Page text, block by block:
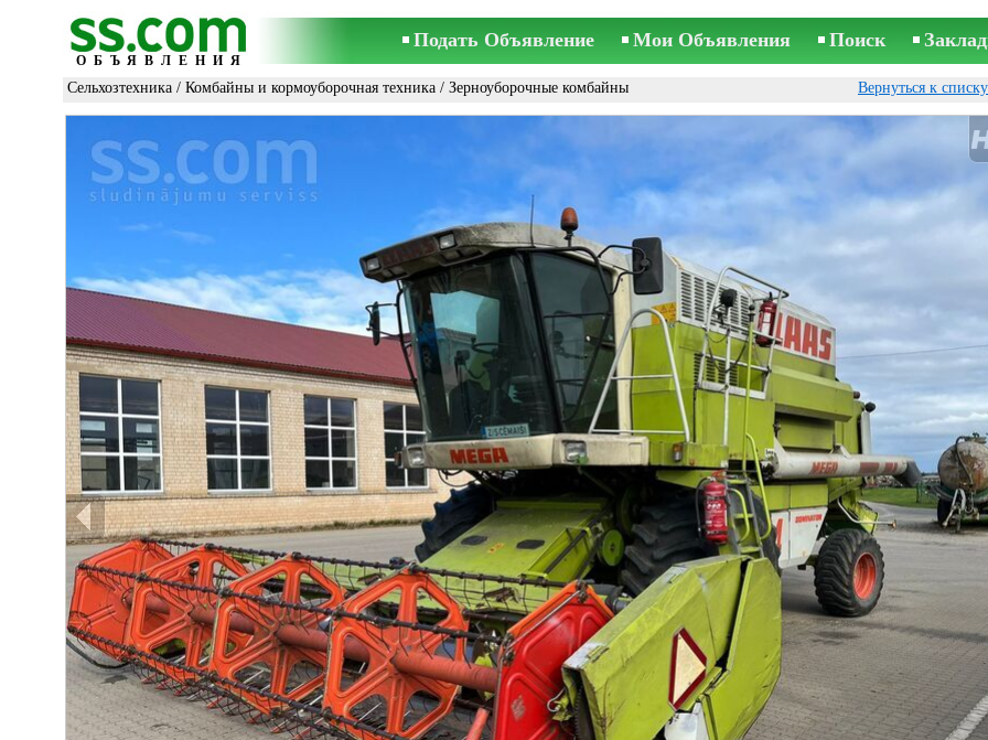
ОБЪЯВЛЕНИЯ
Подать Объявление Мои Объявления Поиск
Сельхозтехника / Комбайны и кормоуборочная техника / Зерноуборочные комбайны Вернуться к